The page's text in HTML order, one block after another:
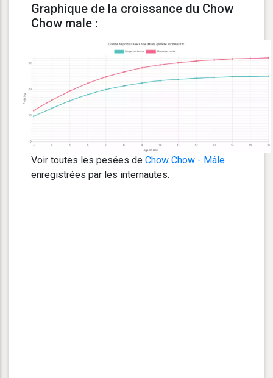
Graphique de la croissance du Chow
Chow male :
Voir toutes les pesées de Chow Chow - Mâle
enregistrées par les internautes.